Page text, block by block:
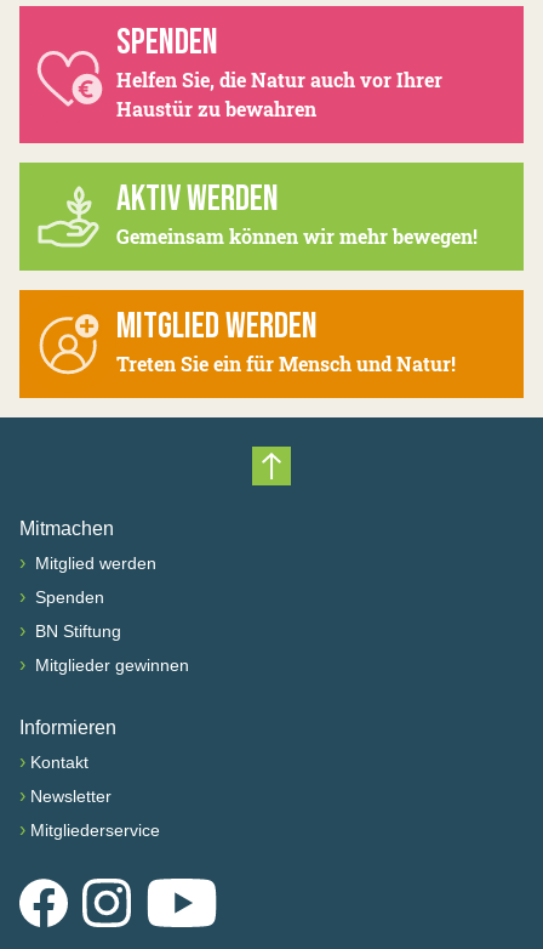
SPENDEN
Helfen Sie, die Natur auch vor Ihrer
Haustür zu bewahren
AKTIV WERDEN
Gemeinsam können wir mehr bewegen!
MITGLIED WERDEN
Treten Sie ein für Mensch und Natur!
Nach oben scrollen
Mitmachen
› Mitglied werden
› Spenden
› BN Stiftung
› Mitglieder gewinnen
Informieren
› Kontakt
› Newsletter
› Mitgliederservice
FacebookInstagramYouTube